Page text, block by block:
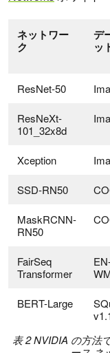
ネットワー
ク
デ
ッ
ResNet-50
ResNeXt-
101_32x8d
Xception
SSD-RN50
MaskRCNN-
RN50
FairSeq
Transformer
BERT-Large
表 2 NVIDIA の方法